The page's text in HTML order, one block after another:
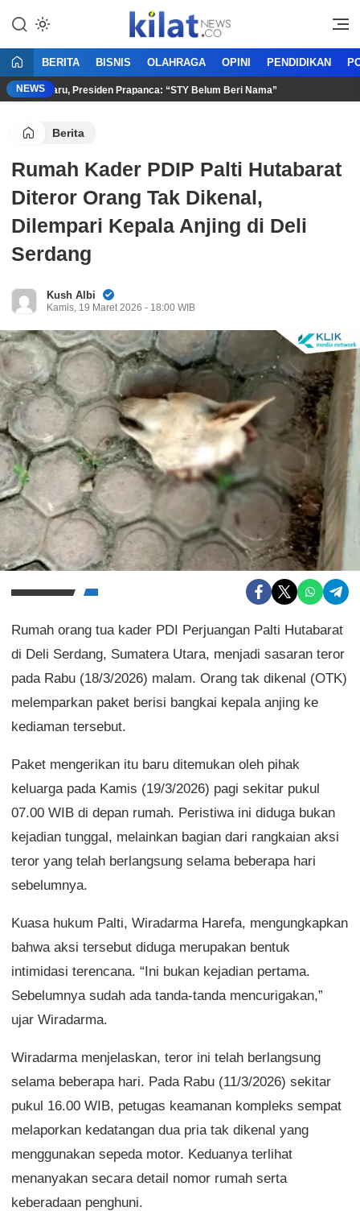
KilatNews.co
Mencerdaskan Anak Bangsa
BERITA BISNIS OLAHRAGA OPINI PENDIDIKAN
NEWS
Baru, Presiden Prapanca: “STY Belum Beri Nama”
Berita
Rumah Kader PDIP Palti Hutabarat
Diteror Orang Tak Dikenal,
Dilempari Kepala Anjing di Deli
Serdang
Kush Albi
Kamis, 19 Maret 2026 - 18:00 WIB
Rumah orang tua kader PDI Perjuangan Palti Hutabarat
di Deli Serdang, Sumatera Utara, menjadi sasaran teror
pada Rabu (18/3/2026) malam. Orang tak dikenal (OTK)
melemparkan paket berisi bangkai kepala anjing ke
kediaman tersebut.
Paket mengerikan itu baru ditemukan oleh pihak
keluarga pada Kamis (19/3/2026) pagi sekitar pukul
07.00 WIB di depan rumah. Peristiwa ini diduga bukan
kejadian tunggal, melainkan bagian dari rangkaian aksi
teror yang telah berlangsung selama beberapa hari
sebelumnya.
Kuasa hukum Palti, Wiradarma Harefa, mengungkapkan
bahwa aksi tersebut diduga merupakan bentuk
intimidasi terencana. “Ini bukan kejadian pertama.
Sebelumnya sudah ada tanda-tanda mencurigakan,”
ujar Wiradarma.
Wiradarma menjelaskan, teror ini telah berlangsung
selama beberapa hari. Pada Rabu (11/3/2026) sekitar
pukul 16.00 WIB, petugas keamanan kompleks sempat
melaporkan kedatangan dua pria tak dikenal yang
menggunakan sepeda motor. Keduanya terlihat
menanyakan secara detail nomor rumah serta
keberadaan penghuni.